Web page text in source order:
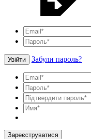
Увійти Забули пароль?
Зареєструватися